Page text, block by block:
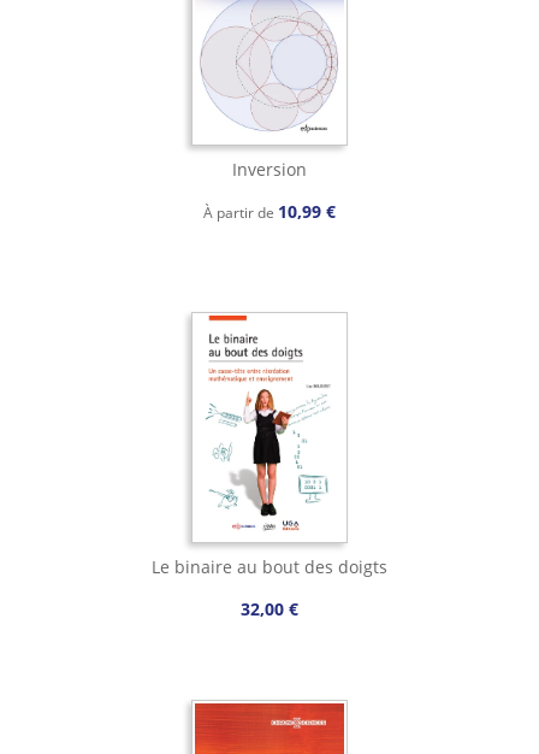
Inversion
À partir de 10,99 €
Le binaire au bout des doigts
32,00 €